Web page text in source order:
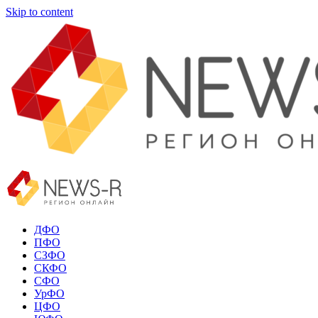
Skip to content
ДФО
ПФО
СЗФО
СКФО
СФО
УрФО
ЦФО